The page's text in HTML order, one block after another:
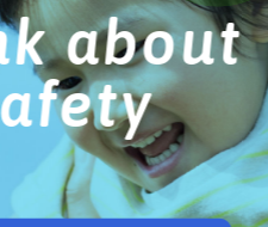
about